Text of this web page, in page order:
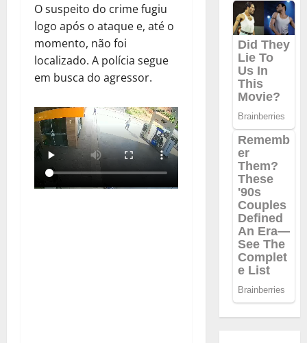
O suspeito do crime fugiu
logo após o ataque e, até o
momento, não foi
localizado. A polícia segue
em busca do agressor.